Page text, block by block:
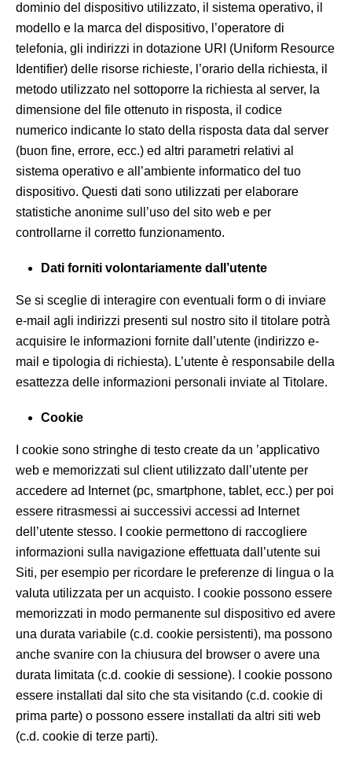
dominio del dispositivo utilizzato, il sistema operativo, il
modello e la marca del dispositivo, l’operatore di
telefonia, gli indirizzi in dotazione URI (Uniform Resource
Identifier) delle risorse richieste, l’orario della richiesta, il
metodo utilizzato nel sottoporre la richiesta al server, la
dimensione del file ottenuto in risposta, il codice
numerico indicante lo stato della risposta data dal server
(buon fine, errore, ecc.) ed altri parametri relativi al
sistema operativo e all’ambiente informatico del tuo
dispositivo. Questi dati sono utilizzati per elaborare
statistiche anonime sull’uso del sito web e per
controllarne il corretto funzionamento.
Dati forniti volontariamente dall’utente
Se si sceglie di interagire con eventuali form o di inviare
e-mail agli indirizzi presenti sul nostro sito il titolare potrà
acquisire le informazioni fornite dall’utente (indirizzo e-
mail e tipologia di richiesta). L’utente è responsabile della
esattezza delle informazioni personali inviate al Titolare.
Cookie
I cookie sono stringhe di testo create da un ’applicativo
web e memorizzati sul client utilizzato dall’utente per
accedere ad Internet (pc, smartphone, tablet, ecc.) per poi
essere ritrasmessi ai successivi accessi ad Internet
dell’utente stesso. I cookie permettono di raccogliere
informazioni sulla navigazione effettuata dall’utente sui
Siti, per esempio per ricordare le preferenze di lingua o la
valuta utilizzata per un acquisto. I cookie possono essere
memorizzati in modo permanente sul dispositivo ed avere
una durata variabile (c.d. cookie persistenti), ma possono
anche svanire con la chiusura del browser o avere una
durata limitata (c.d. cookie di sessione). I cookie possono
essere installati dal sito che sta visitando (c.d. cookie di
prima parte) o possono essere installati da altri siti web
(c.d. cookie di terze parti).